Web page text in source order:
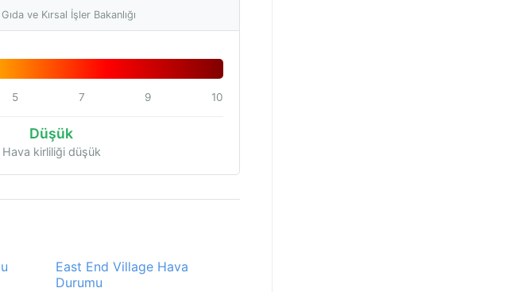
ve Kırsal İşler Bakanlığı
5 7 9 10
Düşük
Hava kirliliği düşük
East End Village Hava
Durumu